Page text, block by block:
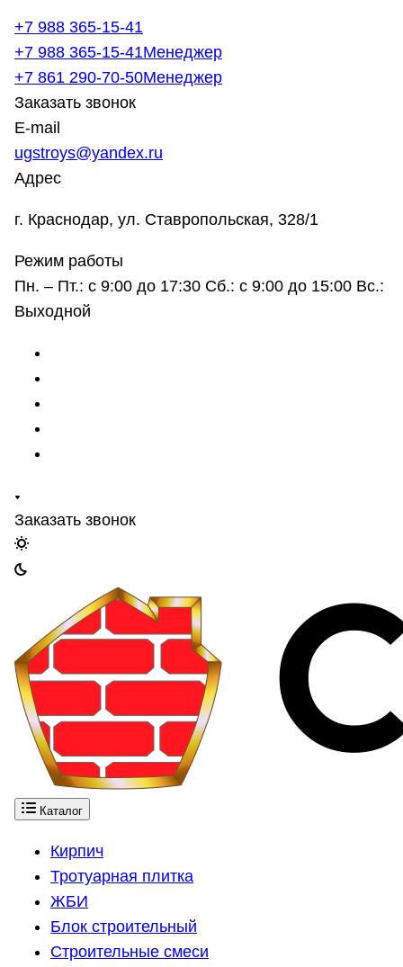
+7 988 365-15-41
+7 988 365-15-41Менеджер
+7 861 290-70-50Менеджер
Заказать звонок
E-mail
ugstroys@yandex.ru
Адрес
г. Краснодар, ул. Ставропольская, 328/1
Режим работы
Пн. – Пт.: с 9:00 до 17:30 Сб.: с 9:00 до 15:00 Вс.:
Выходной
Заказать звонок
Каталог
Кирпич
Тротуарная плитка
ЖБИ
Блок строительный
Строительные смеси